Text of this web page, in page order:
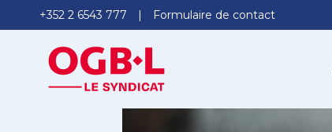
+352 2 6543 777 Formulaire de contact